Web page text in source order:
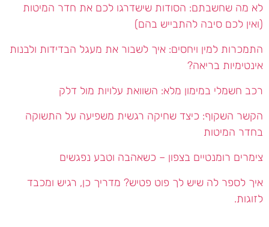
לא מה שחשבתם: הסודות שישדרגו לכם את חדר המיטות
(ואין לכם סיבה להתבייש בהם)
התמכרות למין ויחסים: איך לשבור את מעגל הבדידות ולבנות
אינטימיות בריאה?
רכב חשמלי במימון מלא: השוואת עלויות מול דלק
הקשר השקוף: כיצד שחיקה רגשית משפיעה על התשוקה
בחדר המיטות
צימרים רומנטיים בצפון – כשאהבה וטבע נפגשים
איך לספר לה שיש לך פוט פטיש? מדריך כן, רגיש ומכבד
לזוגות.